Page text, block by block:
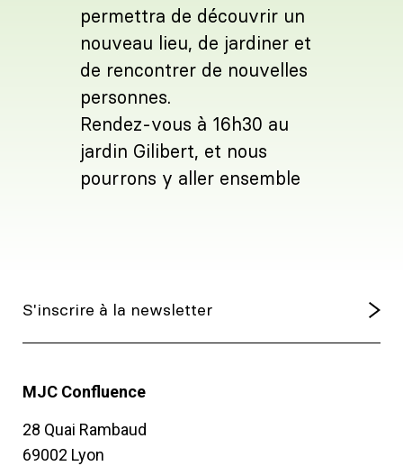
permettra de découvrir un
nouveau lieu, de jardiner et
de rencontrer de nouvelles
personnes.
Rendez-vous à 16h30 au
jardin Gilibert, et nous
pourrons y aller ensemble
MJC Confluence
28 Quai Rambaud
69002 Lyon